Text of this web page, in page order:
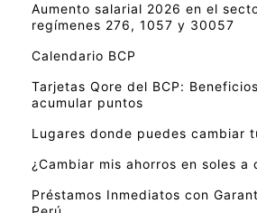
Aumento salarial 2026 en el
regímenes 276, 1057 y 30057
Calendario BCP
Tarjetas Qore del BCP:
acumular puntos
Lugares donde puedes cambiar
¿Cambiar mis ahorros en soles a
Préstamos Inmediatos con